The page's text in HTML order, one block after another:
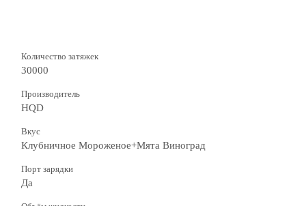
Количество затяжек
30000
Производитель
HQD
Вкус
Клубничное Мороженое+Мята Виноград
Порт зарядки
Да